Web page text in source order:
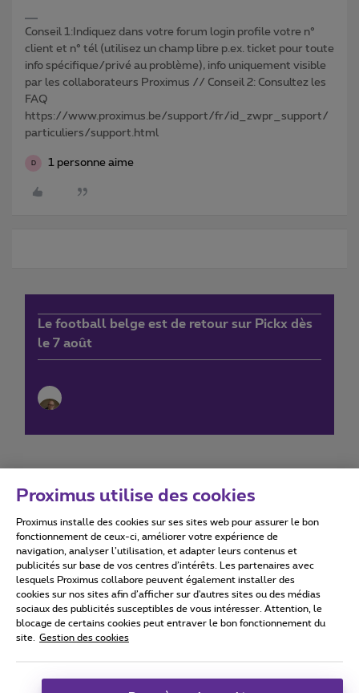
Conseil 1:Indiquez dans votre forum login profile votre n°
client et n° tél (utilisez un champ libre p.ex. ticket pour toute
info spécifique/privé au problème), info uniquement visible
par les collaborateurs Proximus // Conseil 2: Consultez les
FAQ
https://www.proximus.be/support/fr/id_zwpr_support/
particuliers/support.html
D 1 personne aime
Le football belge est de retour sur Pickx dès
le 7 août
Conditions d'utilisation Accessibility statement
Tous droits réservés. © 2026 Proximus
Conditions générales, info consommateur
Proximus utilise des cookies
Proximus installe des cookies sur ses sites web pour assurer le bon
fonctionnement de ceux-ci, améliorer votre expérience de
navigation, analyser l’utilisation, et adapter leurs contenus et
publicités sur base de vos centres d’intérêts. Les partenaires avec
lesquels Proximus collabore peuvent également installer des
cookies sur nos sites afin d’afficher sur d'autres sites ou des médias
sociaux des publicités susceptibles de vous intéresser. Attention, le
blocage de certains cookies peut entraver le bon fonctionnement du
site.
Gestion des cookies